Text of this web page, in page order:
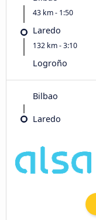
43 km - 1:50
Laredo
132 km - 3:10
Logroño
Bilbao
Laredo